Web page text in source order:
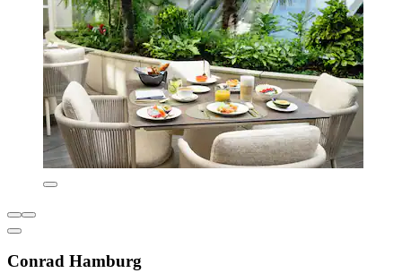
Conrad Hamburg